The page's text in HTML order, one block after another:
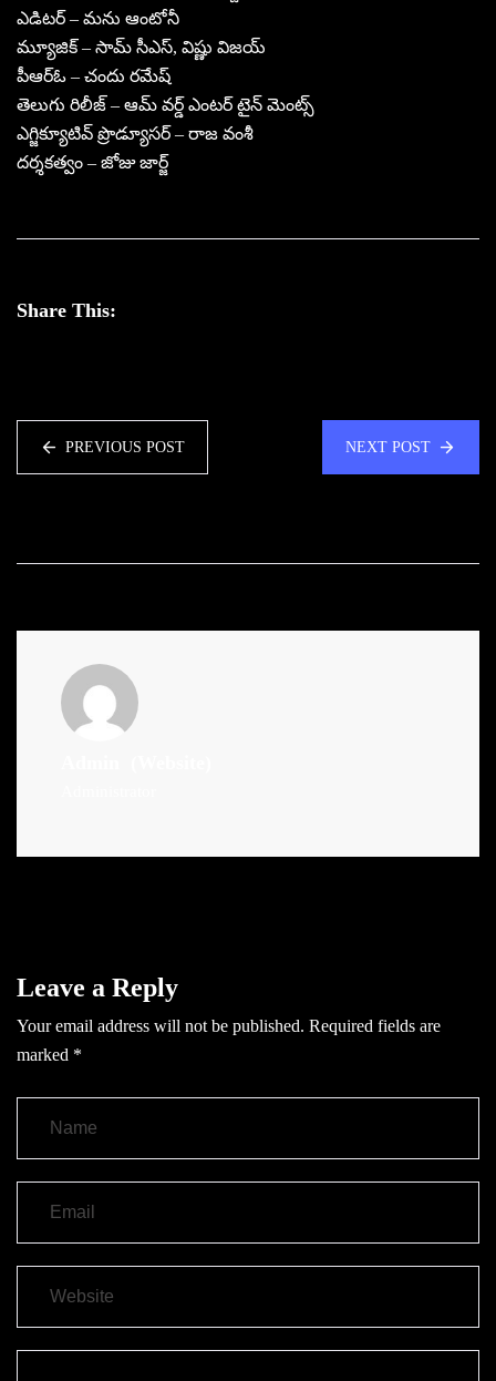
ఎడిటర్ – మను ఆంటోనీ
మ్యూజిక్ – సామ్ సీఎస్, విష్ణు విజయ్
పీఆర్ఓ – చందు రమేష్
తెలుగు రిలీజ్ – ఆమ్ వర్డ్ ఎంటర్ టైన్ మెంట్స్
ఎగ్జిక్యూటివ్ ప్రొడ్యూసర్ – రాజ వంశీ
దర్శకత్వం – జోజు జార్జ్
Share This:
PREVIOUS POST NEXT POST
Leave a Reply
Your email address will not be published. Required fields are
marked *